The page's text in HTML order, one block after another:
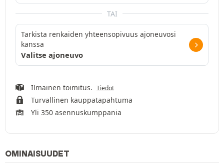
TAI
Tarkista renkaiden yhteensopivuus ajoneuvosi
kanssa
Valitse ajoneuvo
Ilmainen toimitus. Tiedot
Turvallinen kauppatapahtuma
Yli 350 asennuskumppania
OMINAISUUDET